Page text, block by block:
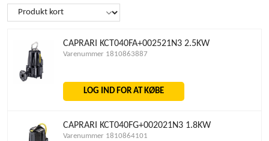
CAPRARI KCT040FA+002521N3 2.5KW
Varenummer 1810863887
LOG IND FOR AT KØBE
CAPRARI KCT040FG+002021N3 1.8KW
Varenummer 1810864101